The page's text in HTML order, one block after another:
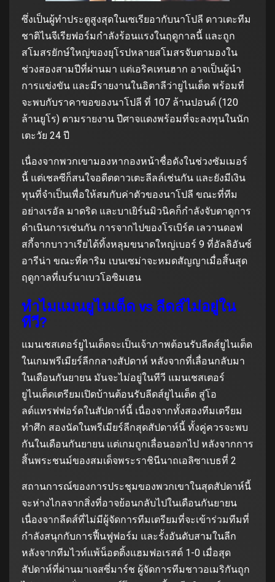
ซึ่งเป็นผู้ทำประตูสูงสุดในเซเรียอากับนาโปลี ดาวเตะทีม
ชาติไนจีเรียฟอร์มกำลังร้อนแรงในฤดูกาลนี้ และถูก
สโมสรยักษ์ใหญ่ของยุโรปหลายสโมสรจับตามองใน
ช่วงสองสามปีที่ผ่านมา แต่เอริคเทนฮาก อาจเป็นผู้นำ
การแข่งขัน และมีรายงานในอิตาลีว่ายูไนเต็ด พร้อมที่
จะพบกับราคาขอของนาโปลี ที่ 107 ล้านปอนด์ (120
ล้านยูโร) ตามรายงาน ปีศาจแดงพร้อมที่จะลงทุนในนัก
เตะวัย 24 ปี
เนื่องจากพวกเขามองหากองหน้าชื่อดังในช่วงซัมเมอร์
นี้ แต่เชลซีก็สนใจอดีตดาวเตะลีลล์เช่นกัน และยังมีเงิน
ทุนที่จำเป็นเพื่อให้สมกับค่าตัวของนาโปลี ขณะที่ทีม
อย่างเรอัล มาดริด และบาเยิร์นมิวนิคก็กำลังจับตาดูการ
ดำเนินการเช่นกัน การจากไปของโรเบิร์ต เลวานดอฟ
สกี้จากบาวาเรียได้ทิ้งหลุมขนาดใหญ่เบอร์ 9 ที่อัลลิอันซ์
อารีน่า ขณะที่คาริม เบนเซม่าจะหมดสัญญาเมื่อสิ้นสุด
ฤดูกาลที่เบร์นาเบวโอซิมเฮน
ทำไมแมนยูไนเต็ด vs ลีดส์ไม่อยู่ใน
ทีวี?
แมนเชสเตอร์ยูไนเต็ดจะเป็นเจ้าภาพต้อนรับลีดส์ยูไนเต็ด
ในเกมพรีเมียร์ลีกกลางสัปดาห์ หลังจากที่เลื่อนกลับมา
ในเดือนกันยายน มันจะไม่อยู่ในทีวี แมนเชสเตอร์
ยูไนเต็ดเตรียมเปิดบ้านต้อนรับลีดส์ยูไนเต็ด สู่โอ
ลด์แทรฟฟอร์ดในสัปดาห์นี้ เนื่องจากทั้งสองทีมเตรียม
ทำศึก สองนัดในพรีเมียร์ลีกสุดสัปดาห์นี้ ทั้งคู่ควรจะพบ
กันในเดือนกันยายน แต่เกมถูกเลื่อนออกไป หลังจากการ
สิ้นพระชนม์ของสมเด็จพระราชินีนาถเอลิซาเบธที่ 2
สถานการณ์ของการประชุมของพวกเขาในสุดสัปดาห์นี้
จะห่างไกลจากสิ่งที่อาจย้อนกลับไปในเดือนกันยายน
เนื่องจากลีดส์ที่ไม่มีผู้จัดการทีมเตรียมที่จะเข้าร่วมทีมที่
กำลังสนุกกับการฟื้นฟูฟอร์ม และรั้งอันดับสามในลีก
หลังจากทีมไวท์แพ้น็อตติ้งแฮมฟอเรสต์ 1-0 เมื่อสุด
สัปดาห์ที่ผ่านมาเจสซี่มาร์ช ผู้จัดการทีมชาวอเมริกันถูก